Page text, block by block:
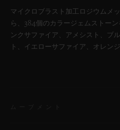
マイクロブラスト加工ロジウムメ
ら、384個のカラージェムストー
ンクサファイア、アメシスト、ブ
ト、イエローサファイア、オレン